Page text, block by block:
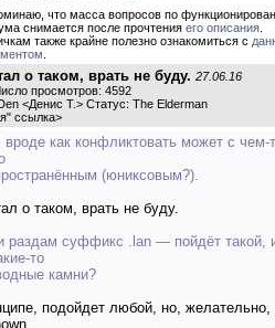
что масса вопросов по
снимается после прочтения его описания
также крайне полезно ознакомиться с
о таком, врать не буду. 27.06.16
просмотров: 4592
<Денис Т.> Статус: The Elderman
ссылка>
вроде как конфликтовать может с чем-
(юниксовым?).
о таком, врать не буду.
раздам суффикс .lan — пойдёт такой,
то
камни?
подойдет любой, но, желательно,